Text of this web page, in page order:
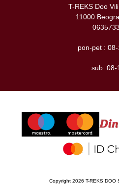
T-REKS Doo
11000
pon-pet :
sub: 08-
Copyright 2026 T-REKS DOO